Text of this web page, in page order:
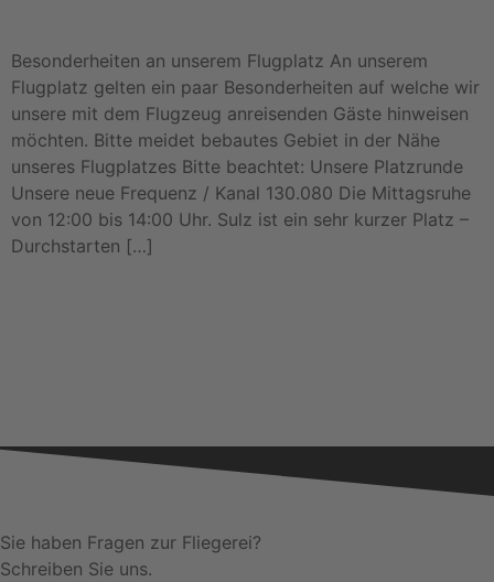
Besonderheiten an unserem Flugplatz An unserem
Flugplatz gelten ein paar Besonderheiten auf welche wir
unsere mit dem Flugzeug anreisenden Gäste hinweisen
möchten. Bitte meidet bebautes Gebiet in der Nähe
unseres Flugplatzes Bitte beachtet: Unsere Platzrunde
Unsere neue Frequenz / Kanal 130.080 Die Mittagsruhe
von 12:00 bis 14:00 Uhr. Sulz ist ein sehr kurzer Platz –
Durchstarten […]
Sie haben Fragen zur Fliegerei?
Schreiben Sie uns.